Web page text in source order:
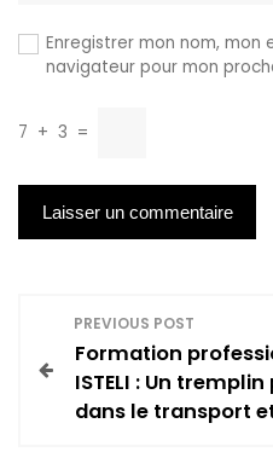
Enregistrer mon nom,
navigateur pour mon
7 + 3 =
a
PREVIOUS POST
Formation
ISTELI : Un
dans le transport